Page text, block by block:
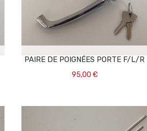
PAIRE DE POIGNÉES PORTE F/L/R
95,00 €